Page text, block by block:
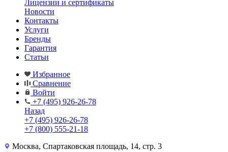
Лицензии и сертификаты
Новости
Контакты
Услуги
Бренды
Гарантия
Статьи
Избранное
Сравнение
Войти
+7 (495) 926-26-78
Назад
+7 (495) 926-26-78
+7 (800) 555-21-18
Москва, Спартаковская площадь, 14, стр. 3